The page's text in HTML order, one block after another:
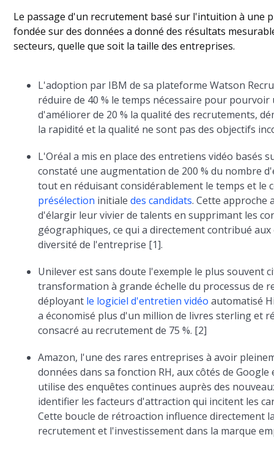
Le passage d'un recrutement basé sur l'intuition à une
fondée sur des données a donné des résultats
secteurs, quelle que soit la taille des entreprises.
L'adoption par IBM de sa plateforme Watson
réduire de 40 % le temps nécessaire pour
d'améliorer de 20 % la qualité des recrutements,
la rapidité et la qualité ne sont pas des objectifs
L'Oréal a mis en place des entretiens vidéo basés
constaté une augmentation de 200 % du nombre
tout en réduisant considérablement le temps et le
présélection initialedes candidats. Cette approche
d'élargir leur vivier de talents en supprimant les
géographiques, ce qui a directement contribué
diversité de l'entreprise [1].
Unilever est sans doute l'exemple le plus souvent
transformation à grande échelle du processus de
déployant le logiciel d'entretien vidéo automatisé
a économisé plus d'un million de livres sterling et
consacré au recrutement de 75 %. [2]
Amazon, l'une des rares entreprises à avoir
données dans sa fonction RH, aux côtés de
utilise des enquêtes continues auprès des
identifier les facteurs d'attraction qui incitent les
Cette boucle de rétroaction influence directement
recrutement et l'investissement dans la marque